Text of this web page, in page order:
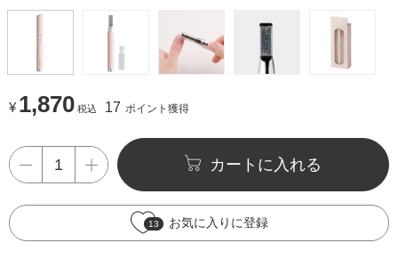
¥ 1,870 税込 17 ポイント獲得
カートに入れる
13 お気に入りに登録